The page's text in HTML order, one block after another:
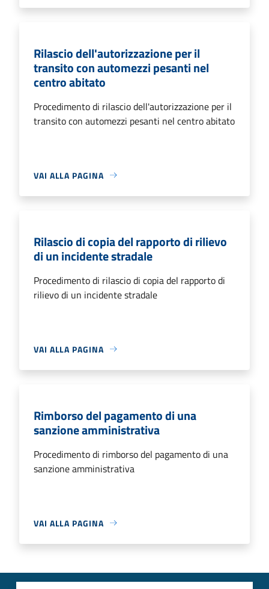
Rilascio dell'autorizzazione per il
transito con automezzi pesanti nel
centro abitato
Procedimento di rilascio dell'autorizzazione per il
transito con automezzi pesanti nel centro abitato
VAI ALLA PAGINA
Rilascio di copia del rapporto di rilievo
di un incidente stradale
Procedimento di rilascio di copia del rapporto di
rilievo di un incidente stradale
VAI ALLA PAGINA
Rimborso del pagamento di una
sanzione amministrativa
Procedimento di rimborso del pagamento di una
sanzione amministrativa
VAI ALLA PAGINA